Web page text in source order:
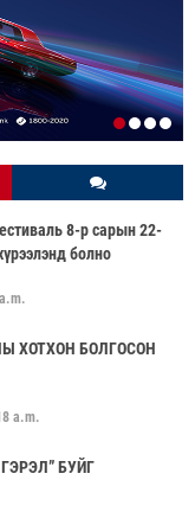
8-р сарын 22-
болно
ХОТХОН БОЛГОСОН
a.m.
БУЙГ